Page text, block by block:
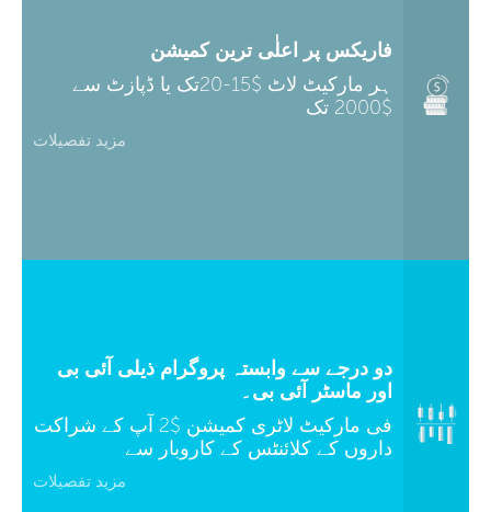
فاریکس پر اعلٰی ترین کمیشن
ہر مارکیٹ لاٹ $15-20تک یا ڈپازٹ سے
$2000 تک
مزید تفصیلات
دو درجے سے وابستہ پروگرام ذیلی آئی بی
اور ماسٹر آئی بی۔
فی مارکیٹ لاٹری کمیشن $2 آپ کے شراکت
داروں کے کلائنٹس کے کاروبار سے
مزید تفصیلات